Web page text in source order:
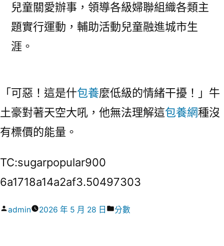
兒童關愛辦事，領導各級婦聯組織各類主
題實行運動，輔助活動兒童融進城市生
涯。
「可惡！這是什包養麼低級的情緒干擾！」牛
土豪對著天空大吼，他無法理解這包養網種沒
有標價的能量。
TC:sugarpopular900
6a1718a14a2af3.50497303
作
admin 2026 年 5 月 28 日
分
分數